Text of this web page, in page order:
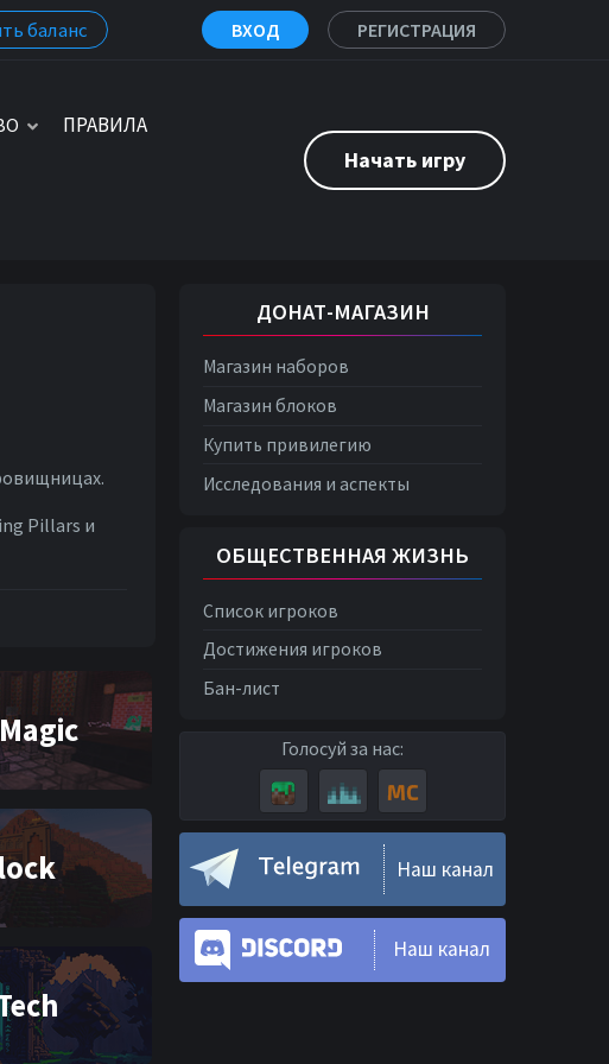
баланс ВХОД РЕГИСТРАЦИЯ
ПРАВИЛА
Начать игру
Pillars и
ДОНАТ-МАГАЗИН
Магазин наборов
Магазин блоков
Купить привилегию
Исследования и аспекты
ОБЩЕСТВЕННАЯ ЖИЗНЬ
Список игроков
Достижения игроков
Бан-лист
Голосуй за нас:
Наш канал
Наш канал